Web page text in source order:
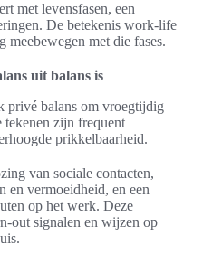
met levensfasen, een
De betekenis work-life
met die fases.
uit balans is
privé balans om vroegtijdig
zijn frequent
prikkelbaarheid.
van sociale contacten,
en vermoeidheid, en een
op het werk. Deze
out signalen en wijzen op